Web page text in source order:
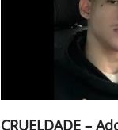
CRUELDADE –